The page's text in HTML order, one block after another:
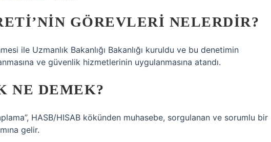
GÖREVLERI NELERDIR?
ile Uzmanlık Bakanlığı Bakanlığı kuruldu ve bu denetimin
ve güvenlik hizmetlerinin uygulanmasına atandı.
NE DEMEK?
HASB/HISAB kökünden muhasebe, sorgulanan ve sorumlu bir
gelir.